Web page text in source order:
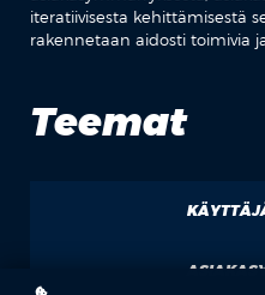
iteratiivisesta kehittämisestä
rakennetaan aidosti toimivia
Teemat